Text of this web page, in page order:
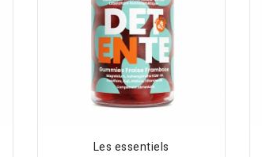
Les essentiels